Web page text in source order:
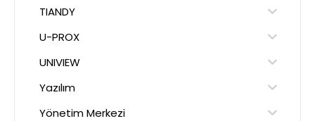
TIANDY
U-PROX
UNIVIEW
Yazılım
Yönetim Merkezi